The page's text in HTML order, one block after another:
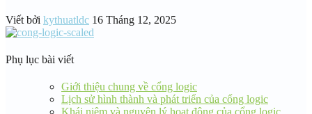
Viết bởi kythuatldc 16 Tháng 12, 2025
Phụ lục bài viết
Giới thiệu chung về cổng logic
Lịch sử hình thành và phát triển của cổng logic
Khái niệm và nguyên lý hoạt động của cổng logic